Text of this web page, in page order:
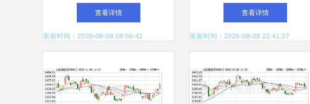
寻机遇，结构性成长可期
查看详情
更新时间：2026-08-08 08:56:42
开花，谁是下一只涨停龙头？
查看详情
更新时间：2026-08-08 22:41:27